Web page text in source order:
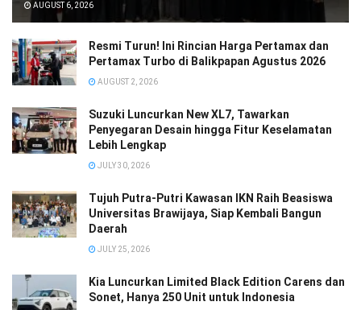
AUGUST 6, 2026
Resmi Turun! Ini Rincian Harga Pertamax dan
Pertamax Turbo di Balikpapan Agustus 2026
AUGUST 2, 2026
Suzuki Luncurkan New XL7, Tawarkan
Penyegaran Desain hingga Fitur Keselamatan
Lebih Lengkap
JULY 30, 2026
Tujuh Putra-Putri Kawasan IKN Raih Beasiswa
Universitas Brawijaya, Siap Kembali Bangun
Daerah
JULY 25, 2026
Kia Luncurkan Limited Black Edition Carens dan
Sonet, Hanya 250 Unit untuk Indonesia